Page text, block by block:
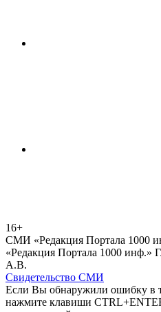
16+
СМИ «Редакция Портала 1000
«Редакция Портала 1000 инф.»
А.В.
Свидетельство СМИ
Если Вы обнаружили ошибку в
нажмите клавиши